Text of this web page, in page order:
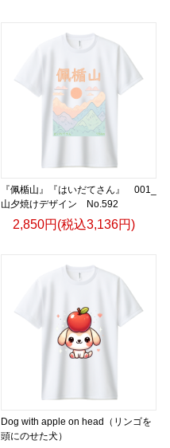
『佩楯山』『はいだてさん』 001_
山夕焼けデザイン No.592
2,850円(税込3,136円)
Dog with apple on head（リンゴを
頭にのせた犬）